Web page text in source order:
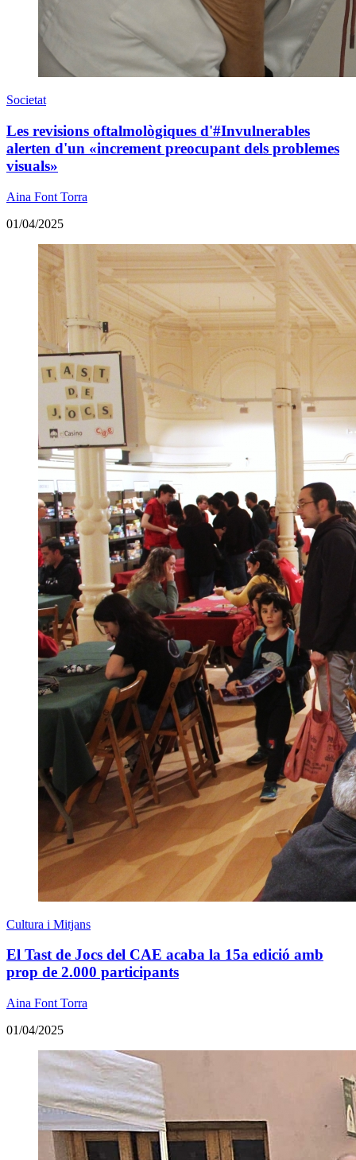
Societat
Les revisions oftalmològiques d'#Invulnerables
alerten d'un «increment preocupant dels problemes
visuals»
Aina Font Torra
01/04/2025
Cultura i Mitjans
El Tast de Jocs del CAE acaba la 15a edició amb
prop de 2.000 participants
Aina Font Torra
01/04/2025